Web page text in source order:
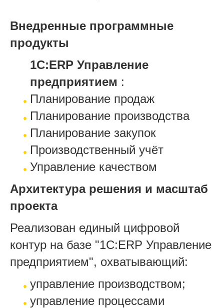
Внедренные программные
продукты
1С:ERP Управление
предприятием :
Планирование продаж
Планирование производства
Планирование закупок
Производственный учёт
Управление качеством
Архитектура решения и масштаб
проекта
Реализован единый цифровой
контур на базе "1С:ERP Управление
предприятием", охватывающий:
управление производством;
управление процессами